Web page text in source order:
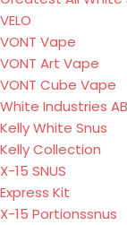
VELO
VONT Vape
VONT Art Vape
VONT Cube Vape
White Industries AB
Kelly White Snus
Kelly Collection
X-15 SNUS
Express Kit
X-15 Portionssnus